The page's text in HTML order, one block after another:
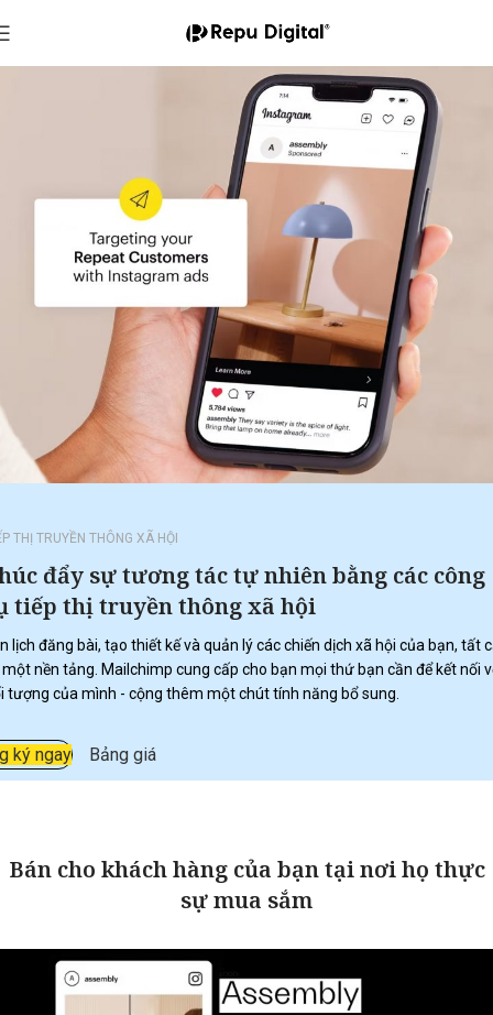
THỊ TRUYỀN THÔNG XÃ HỘI
đẩy sự tương tác tự nhiên bằng các công
tiếp thị truyền thông xã hội
lịch đăng bài, tạo thiết kế và quản lý các chiến dịch xã hội của bạn, tất
nền tảng. Mailchimp cung cấp cho bạn mọi thứ bạn cần để kết nối
tượng của mình - cộng thêm một chút tính năng bổ sung.
ký ngay Bảng giá
Bán cho khách hàng của bạn tại nơi họ thực
sự mua sắm